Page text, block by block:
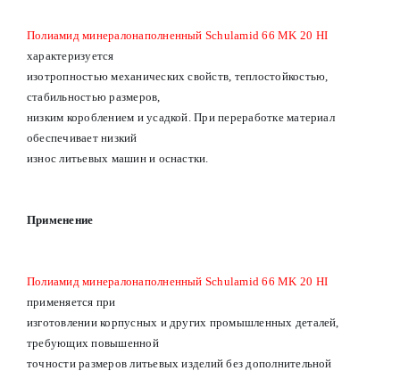
Полиамид минералонаполненный Schulamid 66 MK 20 HI
характеризуется
изотропностью механических свойств, теплостойкостью,
стабильностью размеров,
низким короблением и усадкой. При переработке материал
обеспечивает низкий
износ литьевых машин и оснастки.
Применение
Полиамид минералонаполненный Schulamid 66 MK 20 HI
применяется при
изготовлении корпусных и других промышленных деталей,
требующих повышенной
точности размеров литьевых изделий без дополнительной